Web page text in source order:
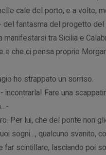
cale del porto, e a volte,
del fantasma del progetto
tra Sicilia e
che ci pensa proprio
ho strappato un sorriso.
Fare una
Per lui, che del ponte non
sogni…, qualcuno svanito,
scintillare, lasciando poi